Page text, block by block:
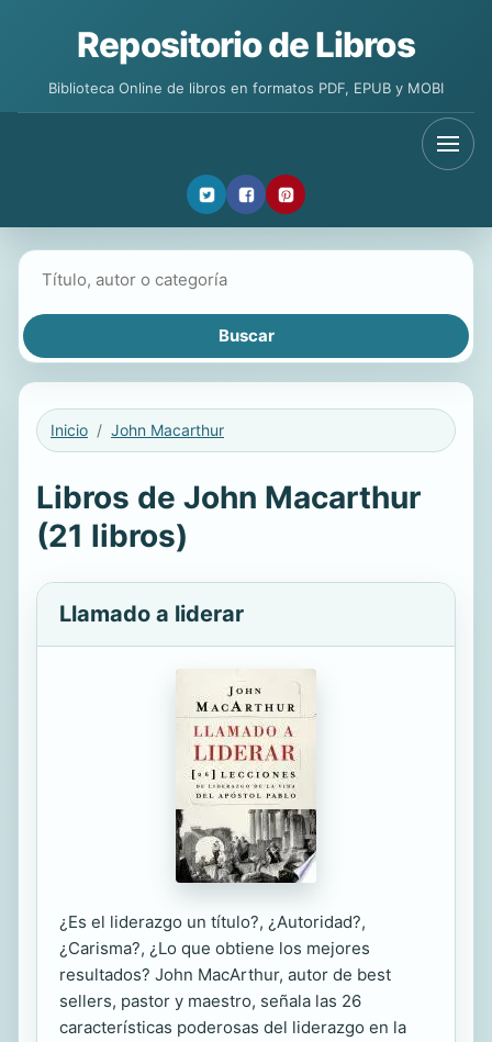
Repositorio de Libros
Biblioteca Online de libros en formatos PDF, EPUB y MOBI
Inicio John Macarthur
Libros de John Macarthur
(21 libros)
Llamado a liderar
¿Es el liderazgo un título?, ¿Autoridad?,
¿Carisma?, ¿Lo que obtiene los mejores
resultados? John MacArthur, autor de best
sellers, pastor y maestro, señala las 26
características poderosas del liderazgo en la